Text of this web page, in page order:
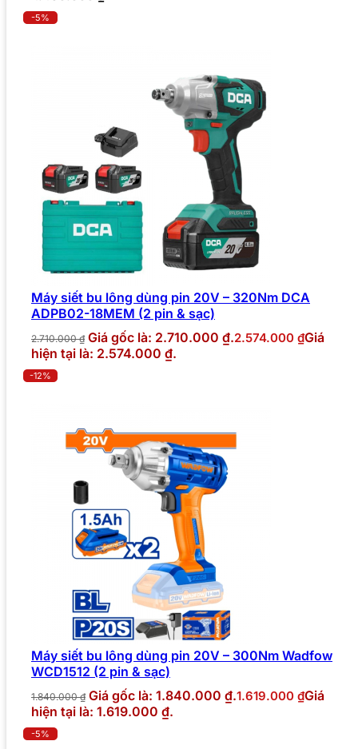
-5%
Máy siết bu lông dùng pin 20V – 320Nm DCA
ADPB02-18MEM (2 pin & sạc)
2.710.000₫ Giá gốc là: 2.710.000 ₫.2.574.000 ₫Giá
hiện tại là: 2.574.000 ₫.
-12%
Máy siết bu lông dùng pin 20V – 300Nm Wadfow
WCD1512 (2 pin & sạc)
1.840.000₫ Giá gốc là: 1.840.000 ₫.1.619.000 ₫Giá
hiện tại là: 1.619.000 ₫.
-5%